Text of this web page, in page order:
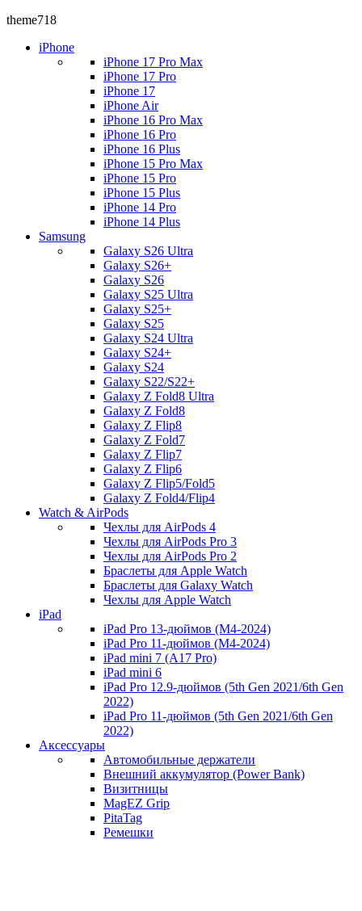
theme718
iPhone
iPhone 17 Pro Max
iPhone 17 Pro
iPhone 17
iPhone Air
iPhone 16 Pro Max
iPhone 16 Pro
iPhone 16 Plus
iPhone 15 Pro Max
iPhone 15 Pro
iPhone 15 Plus
iPhone 14 Pro
iPhone 14 Plus
Samsung
Galaxy S26 Ultra
Galaxy S26+
Galaxy S26
Galaxy S25 Ultra
Galaxy S25+
Galaxy S25
Galaxy S24 Ultra
Galaxy S24+
Galaxy S24
Galaxy S22/S22+
Galaxy Z Fold8 Ultra
Galaxy Z Fold8
Galaxy Z Flip8
Galaxy Z Fold7
Galaxy Z Flip7
Galaxy Z Flip6
Galaxy Z Flip5/Fold5
Galaxy Z Fold4/Flip4
Watch & AirPods
Чехлы для AirPods 4
Чехлы для AirPods Pro 3
Чехлы для AirPods Pro 2
Браслеты для Apple Watch
Браслеты для Galaxy Watch
Чехлы для Apple Watch
iPad
iPad Pro 13-дюймов (M4-2024)
iPad Pro 11-дюймов (M4-2024)
iPad mini 7 (A17 Pro)
iPad mini 6
iPad Pro 12.9-дюймов (5th Gen 2021/6th Gen
2022)
iPad Pro 11-дюймов (5th Gen 2021/6th Gen
2022)
Аксессуары
Автомобильные держатели
Внешний аккумулятор (Power Bank)
Визитницы
MagEZ Grip
PitaTag
Ремешки